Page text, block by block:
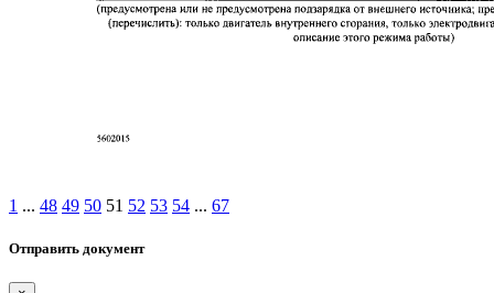
1 ... 48 49 50 51 52 53 54 ... 67
Отправить документ